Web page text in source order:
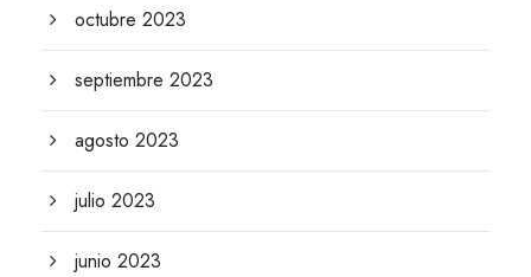
octubre 2023
septiembre 2023
agosto 2023
julio 2023
junio 2023